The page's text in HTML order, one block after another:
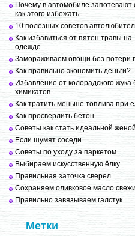
Почему в автомобиле запотевают
как этого избежать
10 полезных советов
Как избавиться от пятен травы на
одежде
Замораживаем овощи без потери
Как правильно экономить деньги?
Избавление от колорадского жука
химикатов
Как тратить меньше топлива при
Как просверлить бетон
Советы как стать идеальной женой
Если шумят соседи
Советы по уходу за паркетом
Выбираем искусственную ёлку
Правильная заточка сверел
Сохраняем оливковое масло
Правильно завязываем галстук
Метки